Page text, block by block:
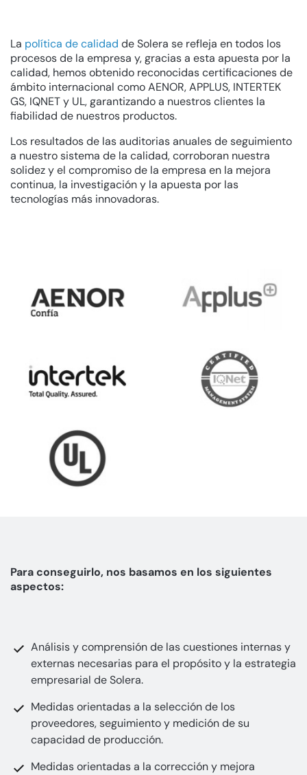
La política de calidad de Solera se refleja en todos los
procesos de la empresa y, gracias a esta apuesta por la
calidad, hemos obtenido reconocidas certificaciones de
ámbito internacional como AENOR, APPLUS, INTERTEK
GS, IQNET y UL, garantizando a nuestros clientes la
fiabilidad de nuestros productos.
Los resultados de las auditorias anuales de seguimiento
a nuestro sistema de la calidad, corroboran nuestra
solidez y el compromiso de la empresa en la mejora
continua, la investigación y la apuesta por las
tecnologías más innovadoras.
Para conseguirlo, nos basamos en los siguientes
aspectos:
Análisis y comprensión de las cuestiones internas y
externas necesarias para el propósito y la estrategia
empresarial de Solera.
Medidas orientadas a la selección de los
proveedores, seguimiento y medición de su
capacidad de producción.
Medidas orientadas a la corrección y mejora